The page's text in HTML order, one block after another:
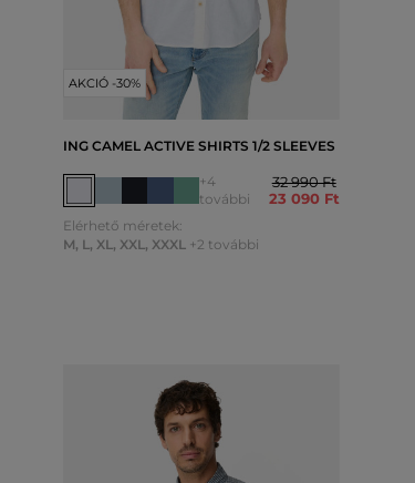
AKCIÓ -30%
ING CAMEL ACTIVE SHIRTS 1/2 SLEEVES
+4
további
32 990 Ft
23 090 Ft
Elérhető méretek:
M, L, XL, XXL, XXXL +2 további